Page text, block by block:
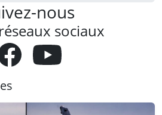
nous
sociaux